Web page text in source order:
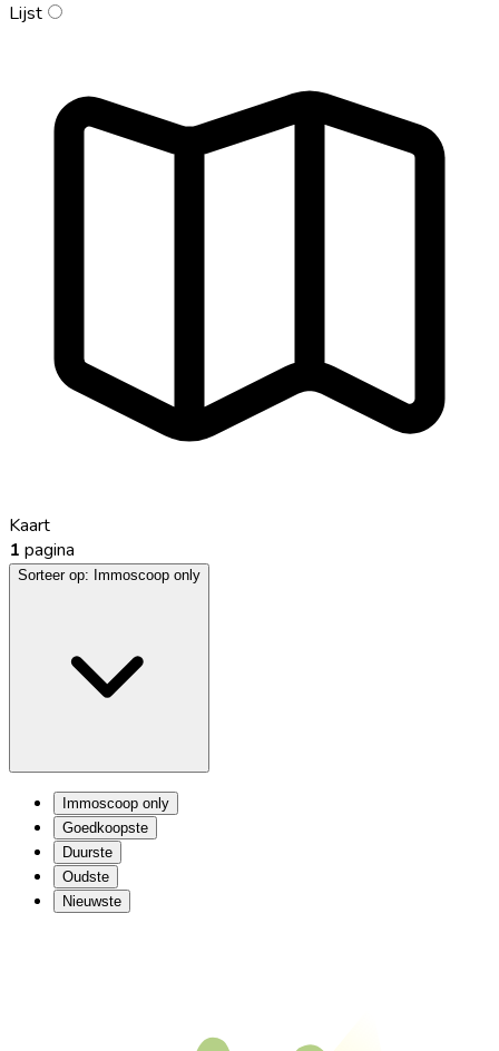
Lijst
Kaart
1 pagina
Sorteer op: Immoscoop only
Immoscoop only
Goedkoopste
Duurste
Oudste
Nieuwste